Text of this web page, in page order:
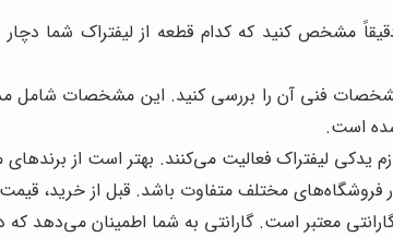
دقیقاً مشخص کنید که کدام قطعه از لیفتراک شما
فنی آن را بررسی کنید. این مشخصات شامل
است.
یدکی لیفتراک فعالیت می‌کنند. بهتر است از
فروشگاه‌های مختلف متفاوت باشد. قبل از خرید،
معتبر است. گارانتی به شما اطمینان می‌دهد